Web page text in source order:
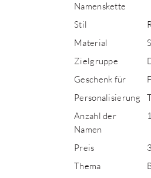
Namenskette
Stil
Material
Zielgruppe
Geschenk für
Personalisierung
Anzahl der
Namen
Preis
Thema